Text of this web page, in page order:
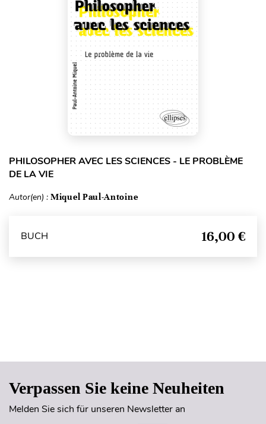
PHILOSOPHER AVEC LES SCIENCES - LE PROBLÈME
DE LA VIE
Autor(en) : Miquel Paul-Antoine
BUCH 16,00 €
Verpassen Sie keine Neuheiten
Melden Sie sich für unseren Newsletter an